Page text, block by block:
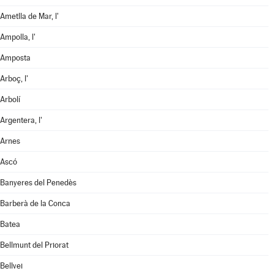
Ametlla de Mar, l'
Ampolla, l'
Amposta
Arboç, l'
Arbolí
Argentera, l'
Arnes
Ascó
Banyeres del Penedès
Barberà de la Conca
Batea
Bellmunt del Priorat
Bellvei